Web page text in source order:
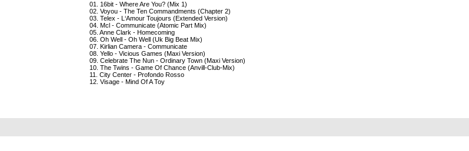
01. 16bit - Where Are You? (Mix 1)
02. Voyou - The Ten Commandments (Chapter 2)
03. Telex - L‘Amour Toujours (Extended Version)
04. Mcl - Communicate (Atomic Part Mix)
05. Anne Clark - Homecoming
06. Oh Well - Oh Well (Uk Big Beat Mix)
07. Kirlian Camera - Communicate
08. Yello - Vicious Games (Maxi Version)
09. Celebrate The Nun - Ordinary Town (Maxi Version)
10. The Twins - Game Of Chance (Anvill-Club-Mix)
11. City Center - Profondo Rosso
12. Visage - Mind Of A Toy